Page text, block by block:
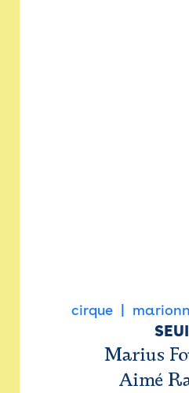
cirque
Marius
Aimé